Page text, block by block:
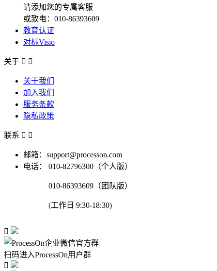
请添加您的专属客服
或致电：010-86393609
教育认证
对标Visio
关于  
关于我们
加入我们
服务条款
隐私政策
联系  
邮箱：support@processon.com
电话：
010-82796300（个人版）
010-86393609（团队版）
(工作日 9:30-18:30)

扫码进入ProcessOn用户群
